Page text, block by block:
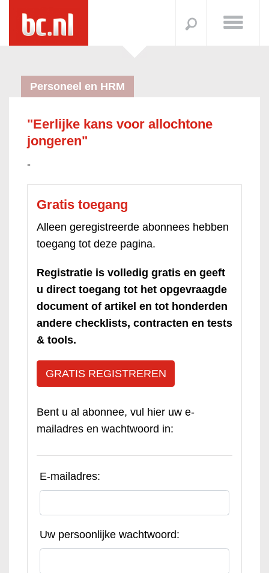
Personeel en HRM
"Eerlijke kans voor allochtone
jongeren"
-
Gratis toegang
Alleen geregistreerde abonnees hebben
toegang tot deze pagina.
Registratie is volledig gratis en geeft
u direct toegang tot het opgevraagde
document of artikel en tot honderden
andere checklists, contracten en tests
& tools.
GRATIS REGISTREREN
Bent u al abonnee, vul hier uw e-
mailadres en wachtwoord in:
E-mailadres:
Uw persoonlijke wachtwoord: